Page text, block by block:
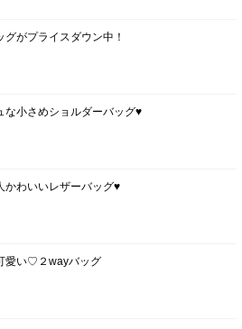
グがプライスダウン中！
な小さめショルダーバッグ♥
かわいいレザーバッグ♥
愛い♡２wayバッグ